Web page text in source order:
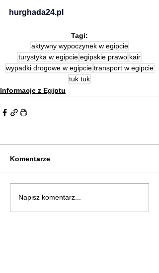
hurghada24.pl
Tagi:
aktywny wypoczynek w egipcie
turystyka w egipcie egipskie prawo kair
wypadki drogowe w egipcie transport w egipcie
tuk tuk
Informacje z Egiptu
Komentarze
Napisz komentarz...